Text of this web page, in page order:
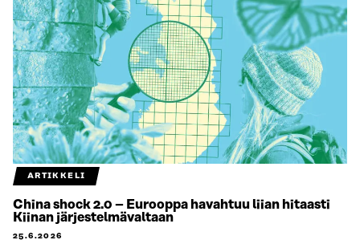
ARTIKKELI
China shock 2.0 – Eurooppa havahtuu liian hitaasti
Kiinan järjestelmävaltaan
25.6.2026